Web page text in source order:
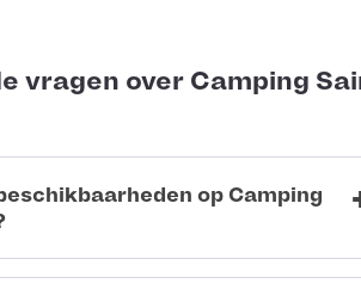
vragen over Camping
op Camping